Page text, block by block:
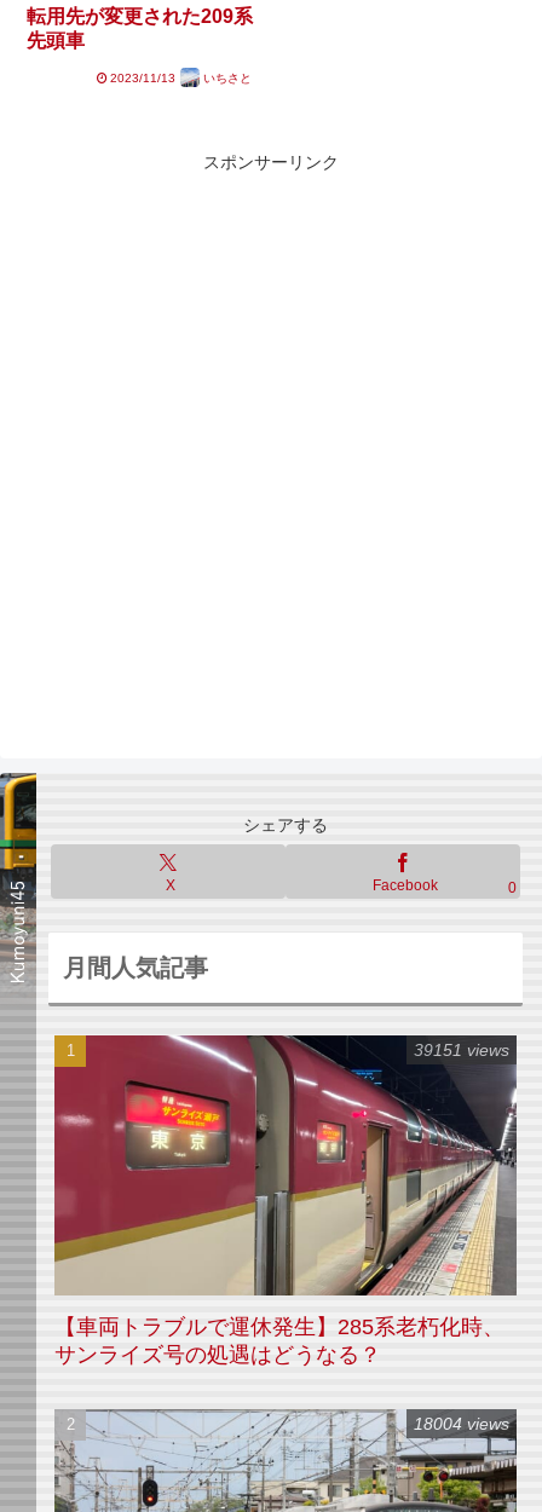
転用先が変更された209系
先頭車
2023/11/13 いちさと
スポンサーリンク
シェアする
X Facebook 0
月間人気記事
【車両トラブルで運休発生】285系老朽化時、
サンライズ号の処遇はどうなる？
39151 views
18004 views